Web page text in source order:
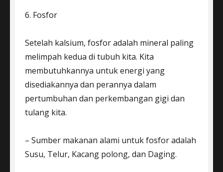
6. Fosfor
Setelah kalsium, fosfor adalah mineral paling
melimpah kedua di tubuh kita. Kita
membutuhkannya untuk energi yang
disediakannya dan perannya dalam
pertumbuhan dan perkembangan gigi dan
tulang kita.
– Sumber makanan alami untuk fosfor adalah
Susu, Telur, Kacang polong, dan Daging.